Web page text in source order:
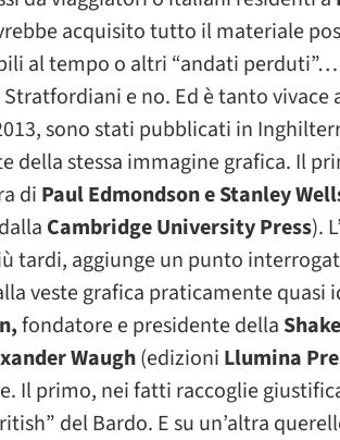
acquisito tutto il materiale
al tempo o altri “andati perduti”…
e no. Ed è tanto
sono stati pubblicati in
della stessa immagine grafica. Il
di Paul Edmondson e Stanley
Cambridge University Press).
tardi, aggiunge un punto
veste grafica praticamente quasi
fondatore e presidente della
Waugh(edizioni Llumina
Il primo, nei fatti raccoglie
del Bardo. E su un’altra